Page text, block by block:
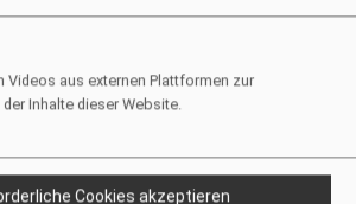
Videos aus externen Plattformen zur
Inhalte dieser Website.
Cookies akzeptieren
Schwarz
Weixelberger (Vorsitz)
Wührer
in IT